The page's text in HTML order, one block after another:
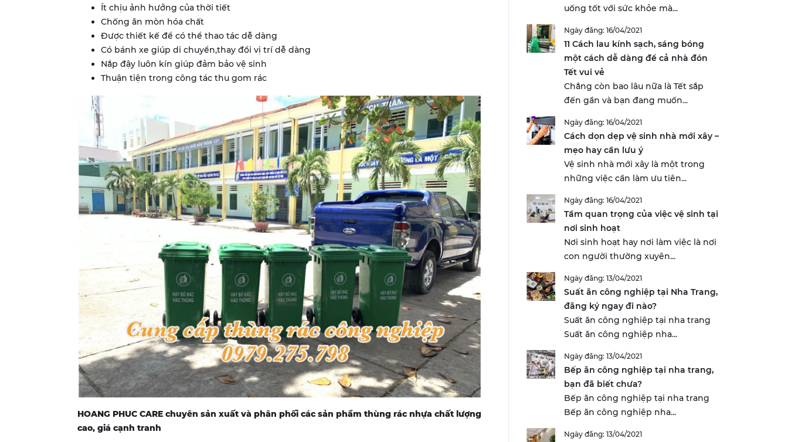
Ít chịu ảnh hưởng của thời tiết
Chống ăn mòn hóa chất
Được thiết kế để có thể thao tác dễ dàng
Có bánh xe giúp di chuyển,thay đổi vị trí dễ dàng
Nắp đậy luôn kín giúp đảm bảo vệ sinh
Thuận tiện trong công tác thu gom rác
HOANG PHUC CARE chuyên sản xuất và phân phối các sản phẩm thùng rác nhựa chất lượng
cao, giá cạnh tranh
uống tốt với sức khỏe mà...
Ngày đăng: 16/04/2021
11 Cách lau kính sạch, sáng bóng
một cách dễ dàng để cả nhà đón
Tết vui vẻ
Chẳng còn bao lâu nữa là Tết sắp
đến gần và bạn đang muốn...
Ngày đăng: 16/04/2021
Cách dọn dẹp vệ sinh nhà mới xây –
mẹo hay cần lưu ý
Vệ sinh nhà mới xây là một trong
những việc cần làm ưu tiên...
Ngày đăng: 16/04/2021
Tầm quan trọng của việc vệ sinh tại
nơi sinh hoạt
Nơi sinh hoạt hay nơi làm việc là nơi
con người thường xuyên...
Ngày đăng: 13/04/2021
Suất ăn công nghiệp tại Nha Trang,
đăng ký ngay đi nào?
Suất ăn công nghiệp tại nha trang
Suất ăn công nghiệp nha...
Ngày đăng: 13/04/2021
Bếp ăn công nghiệp tại nha trang,
bạn đã biết chưa?
Bếp ăn công nghiệp tại nha trang
Bếp ăn công nghiệp nha...
Ngày đăng: 13/04/2021